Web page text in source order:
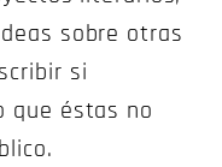
sobre otras
si
que éstas no